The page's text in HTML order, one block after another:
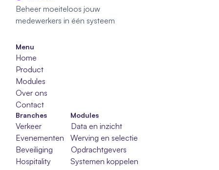
Beheer moeiteloos jouw
medewerkers in één systeem
Menu
Home
Product
Modules
Over ons
Contact
Modules
Data en inzicht
Werving en selectie
Opdrachtgevers
Systemen koppelen
Branches
Verkeer
Evenementen
Beveiliging
Hospitality